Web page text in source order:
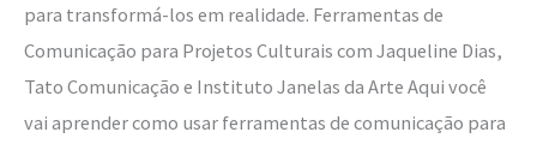
para transformá-los em realidade. Ferramentas de
Comunicação para Projetos Culturais com Jaqueline Dias,
Tato Comunicação e Instituto Janelas da Arte Aqui você
vai aprender como usar ferramentas de comunicação para